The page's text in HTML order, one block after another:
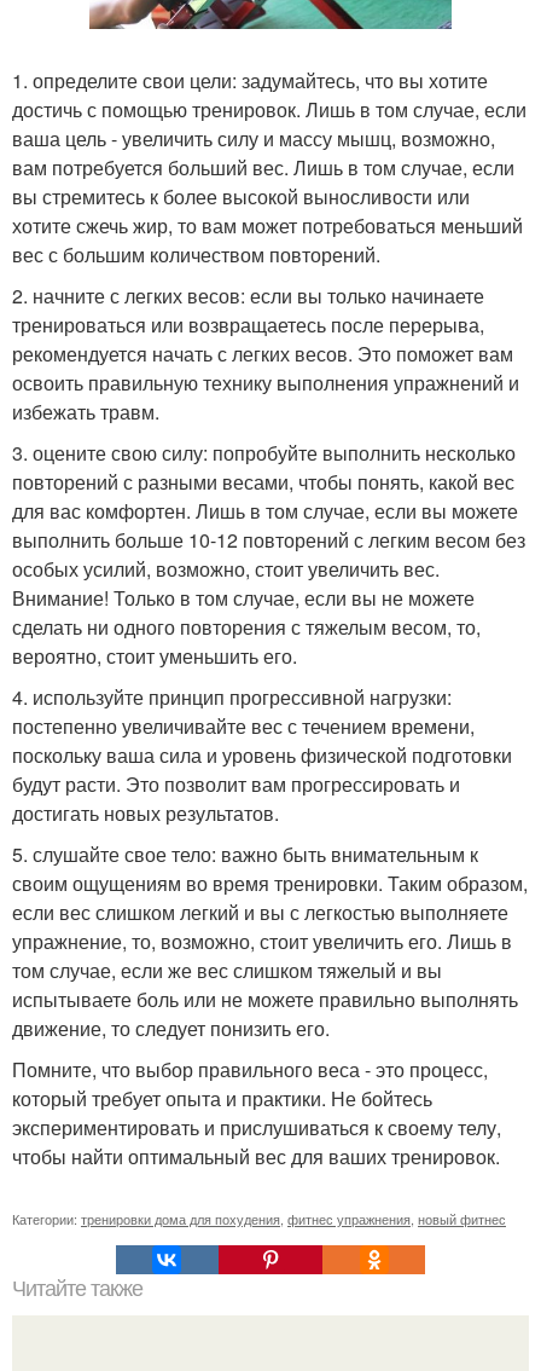
1. определите свои цели: задумайтесь, что вы хотите
достичь с помощью тренировок. Лишь в том случае, если
ваша цель - увеличить силу и массу мышц, возможно,
вам потребуется больший вес. Лишь в том случае, если
вы стремитесь к более высокой выносливости или
хотите сжечь жир, то вам может потребоваться меньший
вес с большим количеством повторений.
2. начните с легких весов: если вы только начинаете
тренироваться или возвращаетесь после перерыва,
рекомендуется начать с легких весов. Это поможет вам
освоить правильную технику выполнения упражнений и
избежать травм.
3. оцените свою силу: попробуйте выполнить несколько
повторений с разными весами, чтобы понять, какой вес
для вас комфортен. Лишь в том случае, если вы можете
выполнить больше 10-12 повторений с легким весом без
особых усилий, возможно, стоит увеличить вес.
Внимание! Только в том случае, если вы не можете
сделать ни одного повторения с тяжелым весом, то,
вероятно, стоит уменьшить его.
4. используйте принцип прогрессивной нагрузки:
постепенно увеличивайте вес с течением времени,
поскольку ваша сила и уровень физической подготовки
будут расти. Это позволит вам прогрессировать и
достигать новых результатов.
5. слушайте свое тело: важно быть внимательным к
своим ощущениям во время тренировки. Таким образом,
если вес слишком легкий и вы с легкостью выполняете
упражнение, то, возможно, стоит увеличить его. Лишь в
том случае, если же вес слишком тяжелый и вы
испытываете боль или не можете правильно выполнять
движение, то следует понизить его.
Помните, что выбор правильного веса - это процесс,
который требует опыта и практики. Не бойтесь
экспериментировать и прислушиваться к своему телу,
чтобы найти оптимальный вес для ваших тренировок.
Категории: тренировки дома для похудения фитнес упражнения новый фитнес
Читайте также